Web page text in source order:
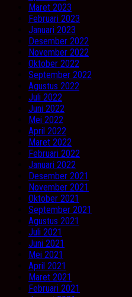
Maret 2023
Februari 2023
Januari 2023
Desember 2022
November 2022
Oktober 2022
September 2022
Agustus 2022
Juli 2022
Juni 2022
Mei 2022
April 2022
Maret 2022
Februari 2022
Januari 2022
Desember 2021
November 2021
Oktober 2021
September 2021
Agustus 2021
Juli 2021
Juni 2021
Mei 2021
April 2021
Maret 2021
Februari 2021